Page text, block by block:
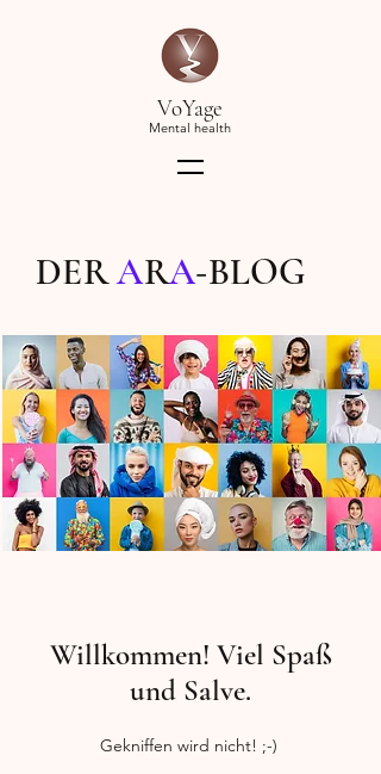
VoYage
Mental health
DERARA-BLOG
Gekniffen wird nicht! ;-)
Willkommen! Viel Spaß
und Salve.